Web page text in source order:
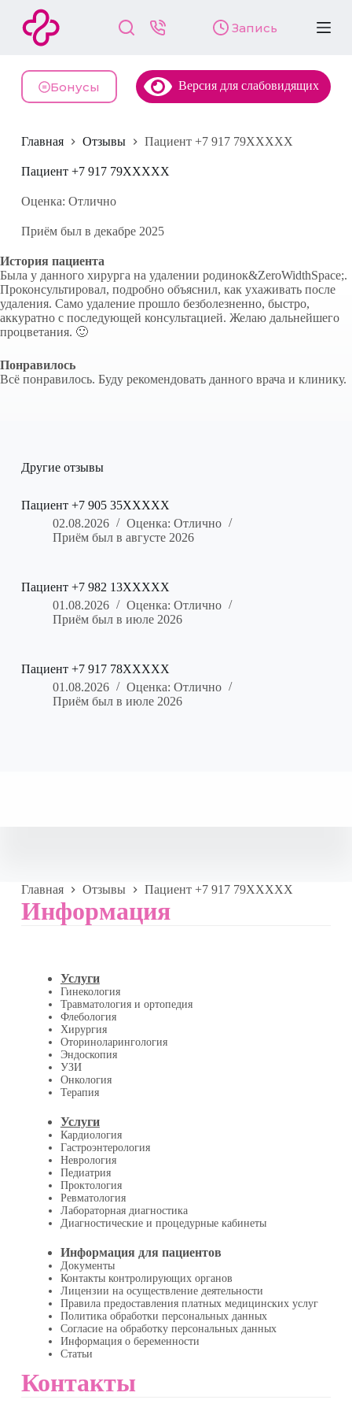
й
и
у
и
Запись
Бонусы Версия для слабовидящих
Главная Отзывы Пациент +7 917 79XXXXX
Пациент +7 917 79XXXXX
Оценка: Отлично
Приём был в декабре 2025
История пациента
Была у данного хирурга на удалении родинок&ZeroWidthSpace;.
Проконсультировал, подробно объяснил, как ухаживать после
удаления. Само удаление прошло безболезненно, быстро,
аккуратно с последующей консультацией. Желаю дальнейшего
процветания. 🙂
Понравилось
Всё понравилось. Буду рекомендовать данного врача и клинику.
Другие отзывы
Пациент +7 905 35XXXXX
02.08.2026
Оценка: Отлично
Приём был в августе 2026
Пациент +7 982 13XXXXX
01.08.2026
Оценка: Отлично
Приём был в июле 2026
Пациент +7 917 78XXXXX
01.08.2026
Оценка: Отлично
Приём был в июле 2026
Главная Отзывы Пациент +7 917 79XXXXX
Информация
Услуги
Гинекология
Травматология и ортопедия
Флебология
Хирургия
Оториноларингология
Эндоскопия
УЗИ
Онкология
Терапия
Услуги
Кардиология
Гастроэнтерология
Неврология
Педиатрия
Проктология
Ревматология
Лабораторная диагностика
Диагностические и процедурные кабинеты
Информация для пациентов
Документы
Контакты контролирующих органов
Лицензии на осуществление деятельности
Правила предоставления платных медицинских услуг
Политика обработки персональных данных
Согласие на обработку персональных данных
Информация о беременности
Статьи
Контакты